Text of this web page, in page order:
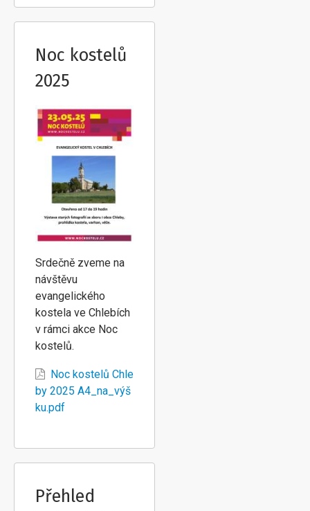
Noc kostelů
2025
Srdečně zveme na
návštěvu
evangelického
kostela ve Chlebích
v rámci akce Noc
kostelů.
Noc kostelů Chle
by 2025 A4_na_výš
ku.pdf
Přehled